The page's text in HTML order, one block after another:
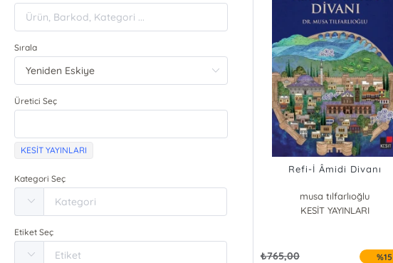
Sırala
Üretici Seç
KESİT YAYINLARI
Kategori Seç
Etiket Seç
Refi-İ Âmidi Divanı
musa tılfarlıoğlu
KESİT YAYINLARI
₺765,00 %15